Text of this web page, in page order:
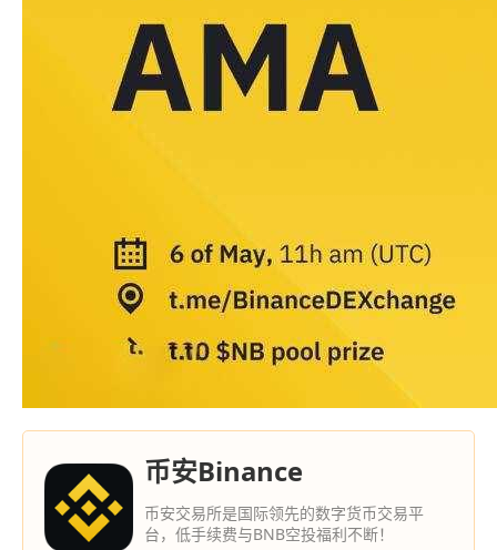
币安Binance
币安交易所是国际领先的数字货币交易平
台，低手续费与BNB空投福利不断！